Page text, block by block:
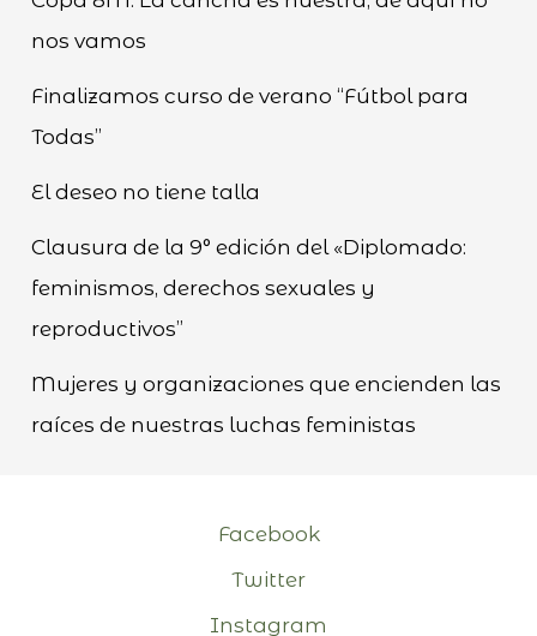
nos vamos
Finalizamos curso de verano “Fútbol para
Todas”
El deseo no tiene talla
Clausura de la 9° edición del «Diplomado:
feminismos, derechos sexuales y
reproductivos”
Mujeres y organizaciones que encienden las
raíces de nuestras luchas feministas
Facebook
Twitter
Instagram